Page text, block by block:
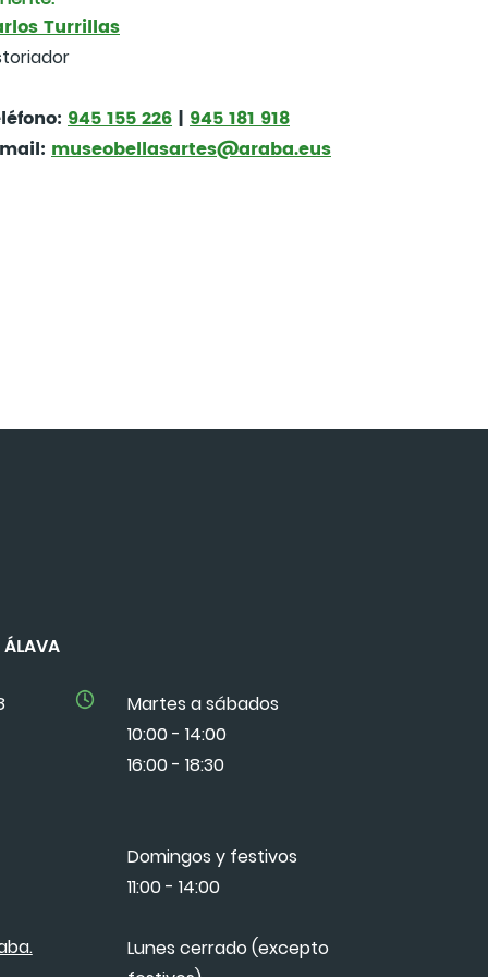
Turrillas
945 155 226 | 945 181 918
museobellasartes@araba.eus
ÁLAVA
Martes a sábados
10:00 - 14:00
16:00 - 18:30
Domingos y festivos
11:00 - 14:00
Lunes cerrado (excepto